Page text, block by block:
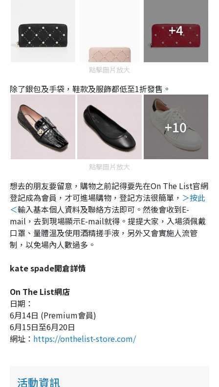
+4
點擊圖片放大
除了銀包及手袋，鞋款及服飾都低至1折發售。
+10
點擊圖片放大
想去的朋友要留意，購物之前記得要先在On The List官網
登記成為會員，才可進場購物，登記方法很簡單， ＞按此
＜輸入基本個人資料及聯絡方法即可。然後會收到E-
mail，去到現場顯示E-mail就得。提提大家，入場須佩戴
口罩、量體溫及使用酒精搓手液，另外又會實施人流管
制，以免場內人數過多。
kate spade開倉詳情
On The List網店
日期：
6月14日 (Premium會員)
6月15日至6月20日
網址： https://onthelist-store.com/
活動資訊